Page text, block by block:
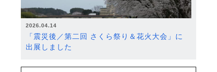
2026.04.14
「震災後／第二回 さくら祭り＆花火大会」に
出展しました